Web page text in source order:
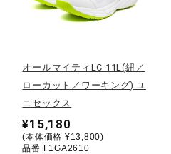
トレーニング
ゴルフ
オールマイティLC 11L(紐／
ローカット／ワーキング) ユ
ニセックス
¥15,180
(本体価格 ¥13,800)
品番 F1GA2610